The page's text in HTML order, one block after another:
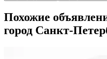
Похожие
город Санкт-